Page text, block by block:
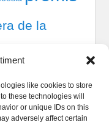
like cookies to store
these technologies will
or unique IDs on this
adversely affect certain
de la